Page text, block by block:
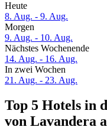
Heute
8. Aug. - 9. Aug.
Morgen
9. Aug. - 10. Aug.
Nächstes Wochenende
14. Aug. - 16. Aug.
In zwei Wochen
21. Aug. - 23. Aug.
Top 5 Hotels in
von Lavandera